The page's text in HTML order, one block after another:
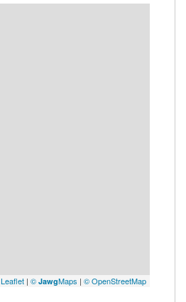
Leaflet | © JawgMaps | © OpenStreetMap